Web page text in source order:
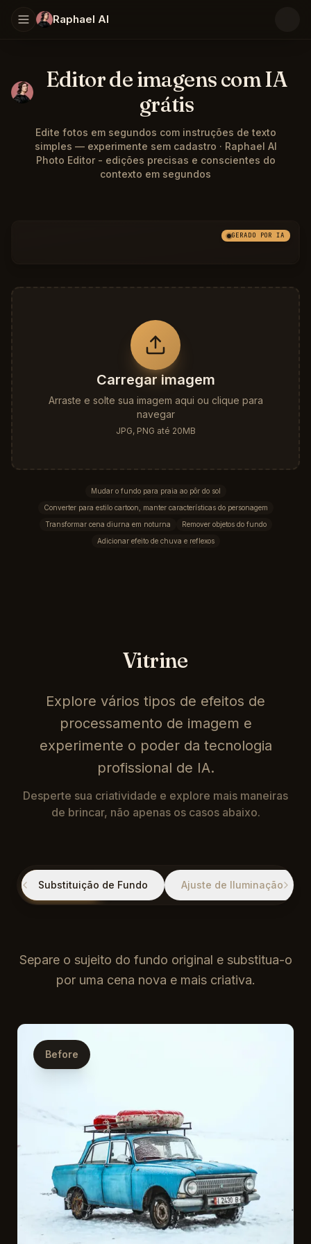
Raphael AI
Editor de imagens com IA
grátis
Edite fotos em segundos com instruções de texto
simples — experimente sem cadastro · Raphael AI
Photo Editor - edições precisas e conscientes do
contexto em segundos
GERADO POR IA
Carregar imagem
Arraste e solte sua imagem aqui ou clique para
navegar
JPG, PNG até 20MB
Mudar o fundo para praia ao pôr do sol
Converter para estilo cartoon, manter características do personagem
Transformar cena diurna em noturna
Remover objetos do fundo
Adicionar efeito de chuva e reflexos
Vitrine
Explore vários tipos de efeitos de
processamento de imagem e
experimente o poder da tecnologia
profissional de IA.
Desperte sua criatividade e explore mais maneiras
de brincar, não apenas os casos abaixo.
Substituição de Fundo Ajuste de Iluminação
Separe o sujeito do fundo original e substitua-o
por uma cena nova e mais criativa.
Before